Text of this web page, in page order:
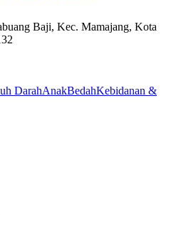
Baji, Kec. Mamajang, Kota
DarahAnakBedahKebidanan &